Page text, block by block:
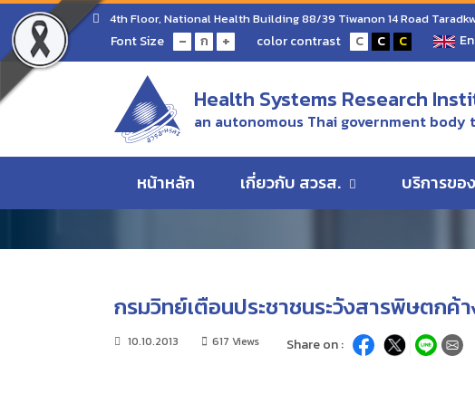
4th Floor, National Health Building 88/39 Tiwanon 14 Road
Font Size - ก + color contrast C C C
Health Systems Research
an autonomous Thai government
หน้าหลัก เกี่ยวกับ สวรส. บริการขอ
Home ข่าว/ความเคลื่อนไหว กรมวิทย์เตือนประชาชนระวังสารพิษ
ข่าว/ความเคลื่อนไหว
ข่าว/ความเคลื่อนไหว
กรมวิทย์เตือนประชาชนระวังสารพิษตกค้
10.10.2013 617 Views Share on :